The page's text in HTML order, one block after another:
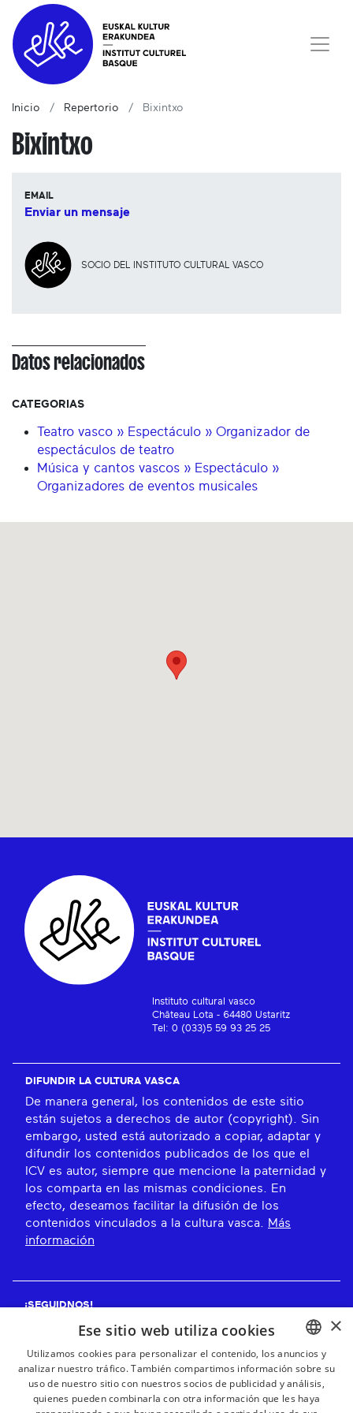
Inicio Repertorio Bixintxo
Bixintxo
EMAIL
Enviar un mensaje
SOCIO DEL INSTITUTO CULTURAL VASCO
Datos relacionados
CATEGORIAS
Teatro vasco » Espectáculo » Organizador de
espectáculos de teatro
Música y cantos vascos » Espectáculo »
Organizadores de eventos musicales
Instituto cultural vasco
Château Lota - 64480 Ustaritz
Tel: 0 (033)5 59 93 25 25
DIFUNDIR LA CULTURA VASCA
De manera general, los contenidos de este sitio
están sujetos a derechos de autor (copyright). Sin
embargo, usted está autorizado a copiar, adaptar y
difundir los contenidos publicados de los que el
ICV es autor, siempre que mencione la paternidad y
los comparta en las mismas condiciones. En
efecto, deseamos facilitar la difusión de los
contenidos vinculados a la cultura vasca.
Más
información
¡SEGUIDNOS!
¡RECIBE NUESTROS BOLETINES!
BASQUE
FRENCH
×
Ese sitio web utiliza cookies
Utilizamos cookies para personalizar el contenido, los anuncios y
analizar nuestro tráfico. También compartimos información sobre su
uso de nuestro sitio con nuestros socios de publicidad y análisis,
quienes pueden combinarla con otra información que les haya